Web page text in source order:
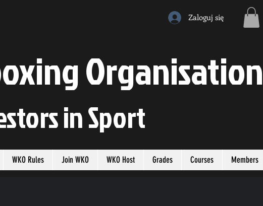
Zaloguj się
Organisation
inSport
WKO Rules Join WKO WKO Host Grades Courses Members